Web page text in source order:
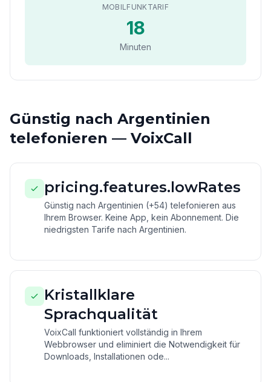
MOBILFUNKTARIF
18
Minuten
Günstig nach Argentinien
telefonieren — VoixCall
pricing.features.lowRates
Günstig nach Argentinien (+54) telefonieren aus
Ihrem Browser. Keine App, kein Abonnement. Die
niedrigsten Tarife nach Argentinien.
Kristallklare
Sprachqualität
VoixCall funktioniert vollständig in Ihrem
Webbrowser und eliminiert die Notwendigkeit für
Downloads, Installationen ode...